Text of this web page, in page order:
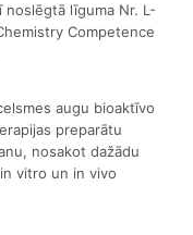
noslēgtā līguma Nr. L-
Competence
augu bioaktīvo
preparātu
nosakot dažādu
vitro un in vivo